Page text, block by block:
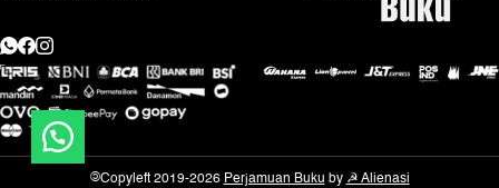
©Copyleft 2019-2026 Perjamuan Buku by ☭ Alienasi